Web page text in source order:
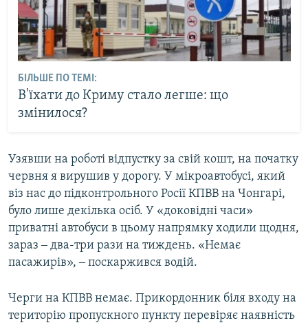
БІЛЬШЕ ПО ТЕМІ:
В'їхати до Криму стало легше: що
змінилося?
Узявши на роботі відпустку за свій кошт, на початку
червня я вирушив у дорогу. У мікроавтобусі, який
віз нас до підконтрольного Росії КПВВ на Чонгарі,
було лише декілька осіб. У «доковідні часи»
приватні автобуси в цьому напрямку ходили щодня,
зараз ‒ два-три рази на тиждень. «Немає
пасажирів», ‒ поскаржився водій.
Черги на КПВВ немає. Прикордонник біля входу на
територію пропускного пункту перевіряє наявність